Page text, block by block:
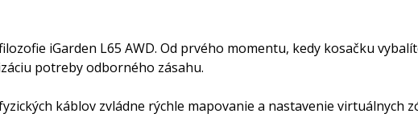
iGarden L65 AWD. Od prvého momentu, kedy kosačku
potreby odborného zásahu.
káblov zvládne rýchle mapovanie a nastavenie virtuálnych